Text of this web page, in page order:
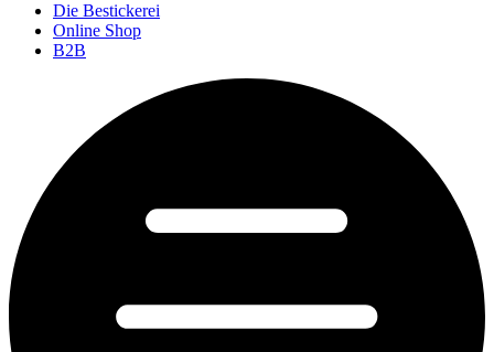
Die Bestickerei
Online Shop
B2B